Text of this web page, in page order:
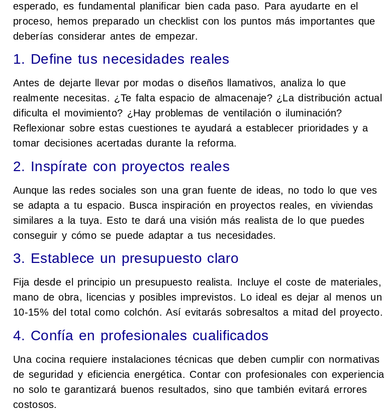
esperado, es fundamental planificar bien cada paso. Para ayudarte en el
proceso, hemos preparado un checklist con los puntos más importantes que
deberías considerar antes de empezar.
1. Define tus necesidades reales
Antes de dejarte llevar por modas o diseños llamativos, analiza lo que
realmente necesitas. ¿Te falta espacio de almacenaje? ¿La distribución actual
dificulta el movimiento? ¿Hay problemas de ventilación o iluminación?
Reflexionar sobre estas cuestiones te ayudará a establecer prioridades y a
tomar decisiones acertadas durante la reforma.
2. Inspírate con proyectos reales
Aunque las redes sociales son una gran fuente de ideas, no todo lo que ves
se adapta a tu espacio. Busca inspiración en proyectos reales, en viviendas
similares a la tuya. Esto te dará una visión más realista de lo que puedes
conseguir y cómo se puede adaptar a tus necesidades.
3. Establece un presupuesto claro
Fija desde el principio un presupuesto realista. Incluye el coste de materiales,
mano de obra, licencias y posibles imprevistos. Lo ideal es dejar al menos un
10-15% del total como colchón. Así evitarás sobresaltos a mitad del proyecto.
4. Confía en profesionales cualificados
Una cocina requiere instalaciones técnicas que deben cumplir con normativas
de seguridad y eficiencia energética. Contar con profesionales con experiencia
no solo te garantizará buenos resultados, sino que también evitará errores
costosos.